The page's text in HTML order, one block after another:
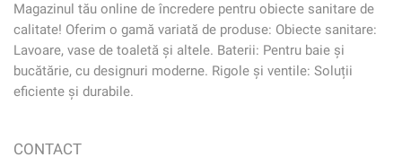
Magazinul tău online de încredere pentru obiecte sanitare de
calitate! Oferim o gamă variată de produse: Obiecte sanitare:
Lavoare, vase de toaletă și altele. Baterii: Pentru baie și
bucătărie, cu designuri moderne. Rigole și ventile: Soluții
eficiente și durabile.
CONTACT